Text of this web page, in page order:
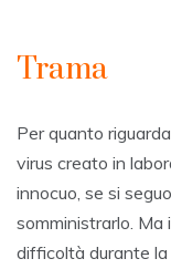
Trama
Per quanto
virus creato in
innocuo, se si
somministrarlo.
difficoltà durante